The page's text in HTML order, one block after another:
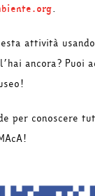
.
attività
ancora? Puoi
per conoscere